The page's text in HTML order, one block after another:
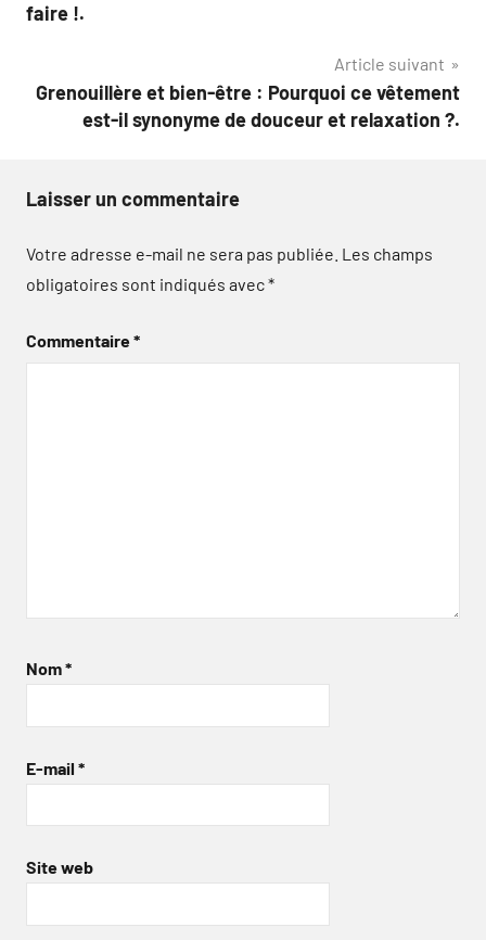
l’article
faire !.
Article suivant
Grenouillère et bien-être : Pourquoi ce vêtement
est-il synonyme de douceur et relaxation ?.
Laisser un commentaire
Votre adresse e-mail ne sera pas publiée. Les champs
obligatoires sont indiqués avec*
Commentaire*
Nom*
E-mail *
Site web